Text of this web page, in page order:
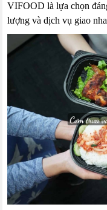
VIFOOD là lựa chọn
lượng và dịch vụ giao